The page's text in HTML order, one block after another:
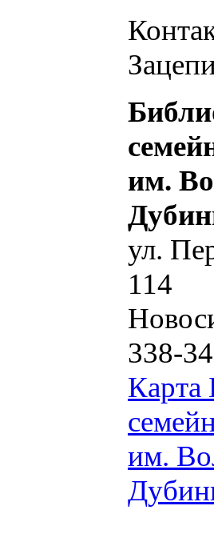
им.
ул.
114
338-
Карта
им.